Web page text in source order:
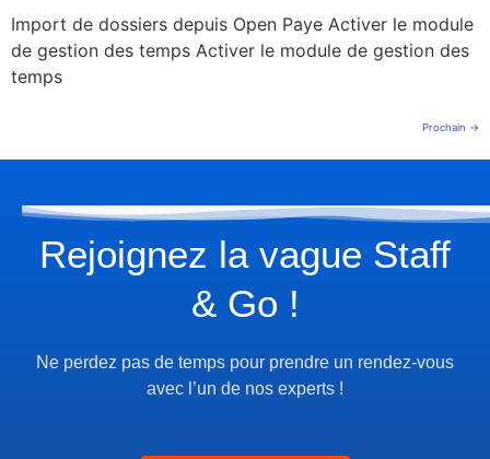
Import de dossiers depuis Open Paye Activer le module
de gestion des temps Activer le module de gestion des
temps
Prochain →
Rejoignez la vague Staff
& Go !
Ne perdez pas de temps pour prendre un rendez-vous
avec l’un de nos experts !